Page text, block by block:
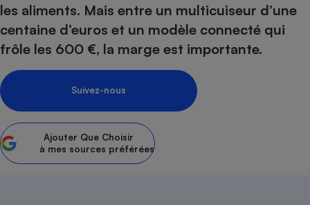
les aliments. Mais entre un multicuiseur d’une
centaine d’euros et un modèle connecté qui
frôle les 600 €, la marge est importante.
Suivez-nous
Ajouter Que Choisir
à mes sources préférées
Complément
alimentaire
Assurance emprunteur
Petit électroménager -
Mutuelle